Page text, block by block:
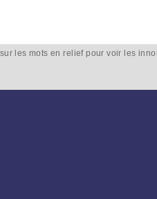
les mots en relief pour voir les